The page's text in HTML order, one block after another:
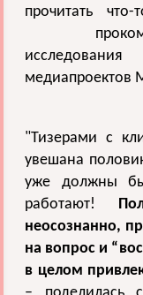
прочитать
медиапроектов
"Тизерами с
увешана
уже должны бы
работают!
неосознанно,
на вопрос и
в целом